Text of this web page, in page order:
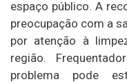
espaço público. A
preocupação com a
por atenção à
região.
problema pode